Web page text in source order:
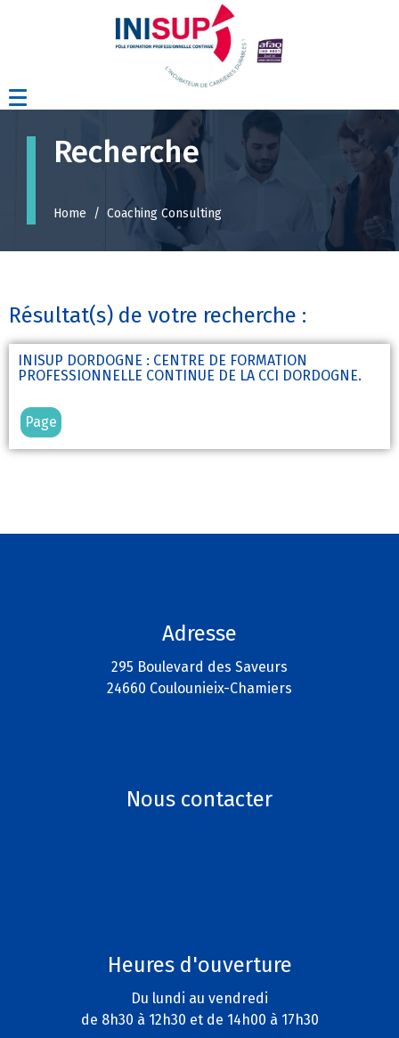
Recherche
Home Coaching Consulting
Résultat(s) de votre recherche :
INISUP DORDOGNE : CENTRE DE FORMATION
PROFESSIONNELLE CONTINUE DE LA CCI DORDOGNE.
Page
Adresse
295 Boulevard des Saveurs
24660 Coulounieix-Chamiers
Nous contacter
Heures d'ouverture
Du lundi au vendredi
de 8h30 à 12h30 et de 14h00 à 17h30